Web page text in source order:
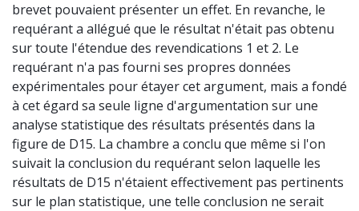
brevet pouvaient présenter un effet. En revanche, le
requérant a allégué que le résultat n'était pas obtenu
sur toute l'étendue des revendications 1 et 2. Le
requérant n'a pas fourni ses propres données
expérimentales pour étayer cet argument, mais a fondé
à cet égard sa seule ligne d'argumentation sur une
analyse statistique des résultats présentés dans la
figure de D15. La chambre a conclu que même si l'on
suivait la conclusion du requérant selon laquelle les
résultats de D15 n'étaient effectivement pas pertinents
sur le plan statistique, une telle conclusion ne serait